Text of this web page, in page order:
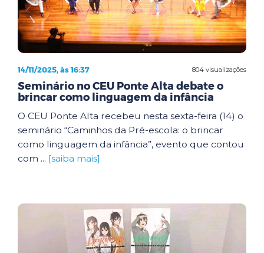
804 visualizações
14/11/2025, às 16:37
Seminário no CEU Ponte Alta debate o
brincar como linguagem da infância
O CEU Ponte Alta recebeu nesta sexta-feira (14) o
seminário “Caminhos da Pré-escola: o brincar
como linguagem da infância”, evento que contou
com ... [saiba mais]